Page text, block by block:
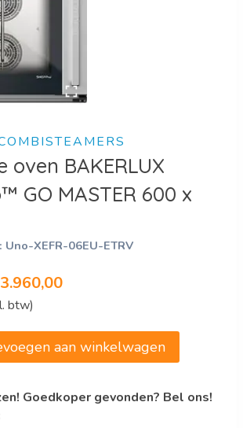
oven BAKERLUX
GO MASTER 600 x
Uno-XEFR-06EU-ETRV
3.960,00Huidige
is:
€3.960,00.
btw)
aan winkelwagen
Goedkoper gevonden? Bel ons!